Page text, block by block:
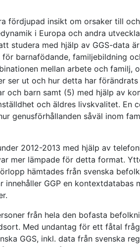
fördjupad insikt om orsaker till
i Europa och andra
studera med hjälp av GGS-data
barnafödande, familjebildning
mellan arbete och familj,
ser ut och hur detta har
och barn samt (5) med hjälp av
och äldres livskvalitet. En
genusförhållanden såväl inom
2012-2013 med hjälp av
mer lämpade för detta format.
hämtades från svenska
GGP en kontextdatabas
från hela den bofasta
Med undantag för ett fåtal
GGS, inkl. data från svenska